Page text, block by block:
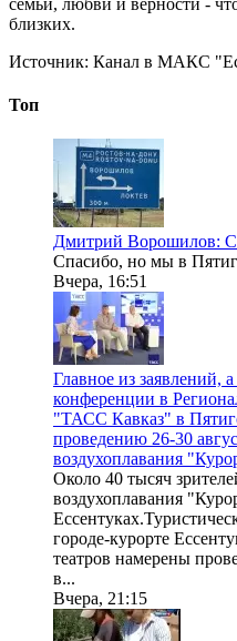
близких.
Источник: Канал в МАКС
Топ
Дмитрий Ворошилов:
Спасибо, но мы в
Вчера, 16:51
Главное из заявлений,
конференции в
"ТАСС Кавказ" в
проведению 26-30
воздухоплавания
Около 40 тысяч
воздухоплавания
городе-курорте
театров намерены
в...
Вчера, 21:15